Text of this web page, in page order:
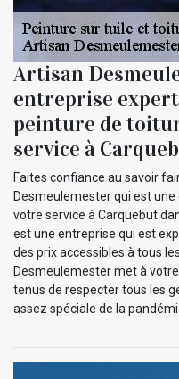
Artisan
entreprise
peinture de
service à
Faites confiance au savoir
Desmeulemester qui est
votre service à Carquebut
est une entreprise qui est
des prix accessibles à tous
Desmeulemester met à
tenus de respecter tous les
assez spéciale de la